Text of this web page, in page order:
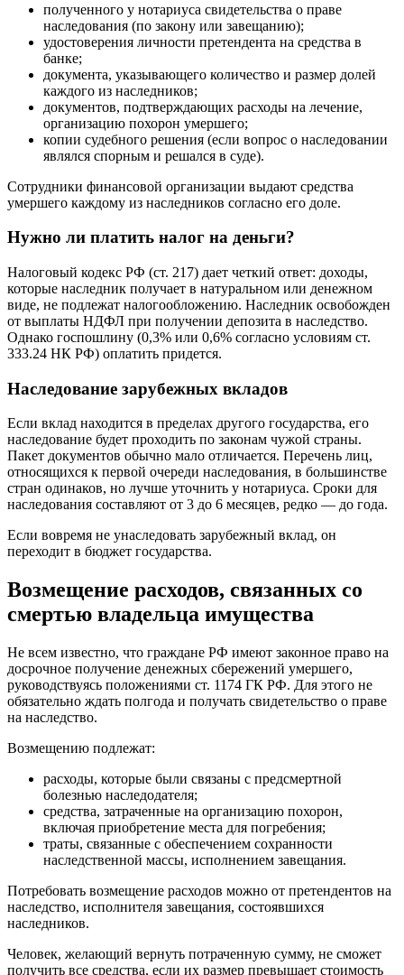
полученного у нотариуса свидетельства о праве
наследования (по закону или завещанию);
удостоверения личности претендента на средства в
банке;
документа, указывающего количество и размер долей
каждого из наследников;
документов, подтверждающих расходы на лечение,
организацию похорон умершего;
копии судебного решения (если вопрос о наследовании
являлся спорным и решался в суде).
Сотрудники финансовой организации выдают средства
умершего каждому из наследников согласно его доле.
Нужно ли платить налог на деньги?
Налоговый кодекс РФ (ст. 217) дает четкий ответ: доходы,
которые наследник получает в натуральном или денежном
виде, не подлежат налогообложению. Наследник освобожден
от выплаты НДФЛ при получении депозита в наследство.
Однако госпошлину (0,3% или 0,6% согласно условиям ст.
333.24 НК РФ) оплатить придется.
Наследование зарубежных вкладов
Если вклад находится в пределах другого государства, его
наследование будет проходить по законам чужой страны.
Пакет документов обычно мало отличается. Перечень лиц,
относящихся к первой очереди наследования, в большинстве
стран одинаков, но лучше уточнить у нотариуса. Сроки для
наследования составляют от 3 до 6 месяцев, редко — до года.
Если вовремя не унаследовать зарубежный вклад, он
переходит в бюджет государства.
Возмещение расходов, связанных со
смертью владельца имущества
Не всем известно, что граждане РФ имеют законное право на
досрочное получение денежных сбережений умершего,
руководствуясь положениями ст. 1174 ГК РФ. Для этого не
обязательно ждать полгода и получать свидетельство о праве
на наследство.
Возмещению подлежат:
расходы, которые были связаны с предсмертной
болезнью наследодателя;
средства, затраченные на организацию похорон,
включая приобретение места для погребения;
траты, связанные с обеспечением сохранности
наследственной массы, исполнением завещания.
Потребовать возмещение расходов можно от претендентов на
наследство, исполнителя завещания, состоявшихся
наследников.
Человек, желающий вернуть потраченную сумму, не сможет
получить все средства, если их размер превышает стоимость